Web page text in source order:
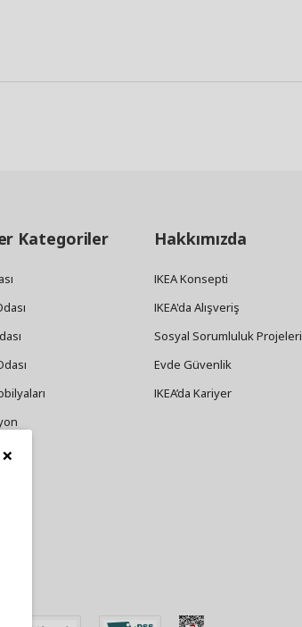
Kategoriler Hakkımızda
IKEA Konsepti
IKEA'da Alışveriş
Sosyal Sorumluluk Projeleri
Evde Güvenlik
IKEA’da Kariyer
×